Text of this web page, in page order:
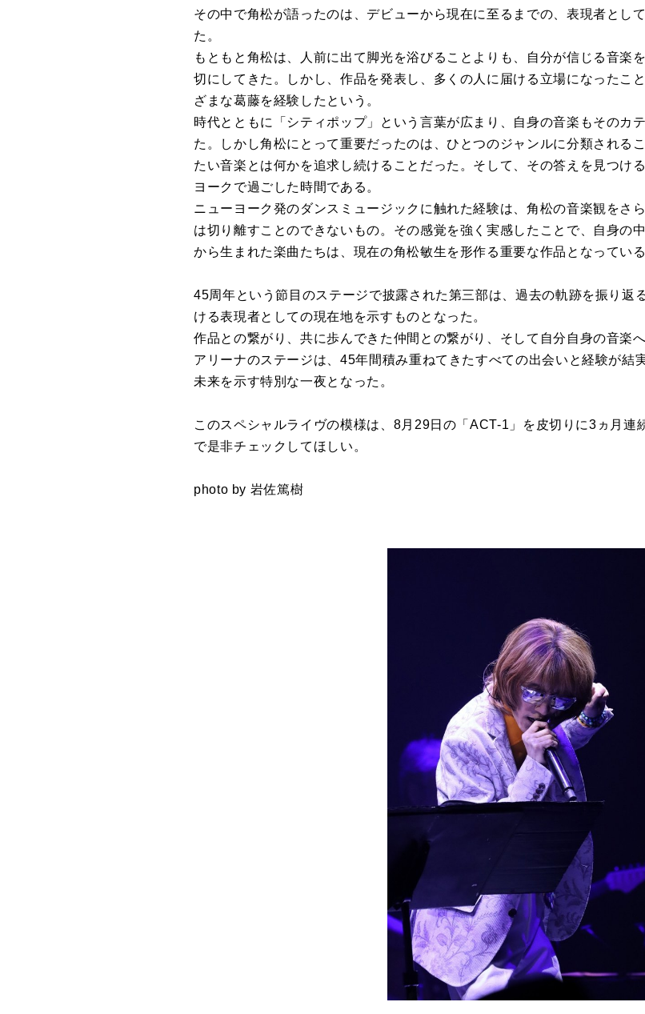
その中で角松が語ったのは、デビューから現在に至るまでの、表現者とし
た。
もともと角松は、人前に出て脚光を浴びることよりも、自分が信じる音楽
切にしてきた。しかし、作品を発表し、多くの人に届ける立場になったこ
ざまな葛藤を経験したという。
時代とともに「シティポップ」という言葉が広まり、自身の音楽もそのカ
た。しかし角松にとって重要だったのは、ひとつのジャンルに分類される
たい音楽とは何かを追求し続けることだった。そして、その答えを見つけ
ヨークで過ごした時間である。
ニューヨーク発のダンスミュージックに触れた経験は、角松の音楽観をさ
は切り離すことのできないもの。その感覚を強く実感したことで、自身の
から生まれた楽曲たちは、現在の角松敏生を形作る重要な作品となっている
45周年という節目のステージで披露された第三部は、過去の軌跡を振り返
ける表現者としての現在地を示すものとなった。
作品との繋がり、共に歩んできた仲間との繋がり、そして自分自身の音楽
アリーナのステージは、45年間積み重ねてきたすべての出会いと経験が結
未来を示す特別な一夜となった。
このスペシャルライヴの模様は、8月29日の「ACT-1」を皮切りに3ヵ月連
で是非チェックしてほしい。
photo by 岩佐篤樹